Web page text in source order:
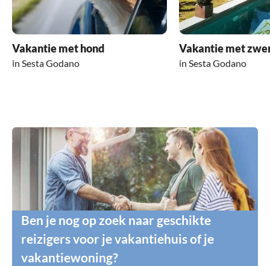
Vakantie met hond
in Sesta Godano
Vakantie met
in Sesta Godano
Ben je nog op zoek naar geschikte
reizigers voor je vakantiehuis of je
vakantiewoning?